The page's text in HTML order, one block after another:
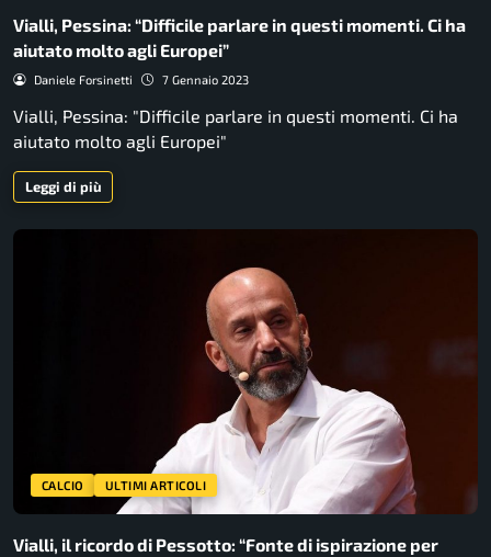
Vialli, Pessina: “Difficile parlare in questi momenti. Ci ha
aiutato molto agli Europei”
Daniele Forsinetti 7 Gennaio 2023
Vialli, Pessina: "Difficile parlare in questi momenti. Ci ha
aiutato molto agli Europei"
Leggi di più
CALCIO ULTIMI ARTICOLI
Vialli, il ricordo di Pessotto: “Fonte di ispirazione per